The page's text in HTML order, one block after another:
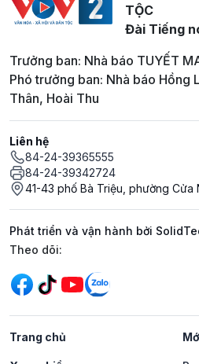
TỘC
Đài Tiếng
Trưởng ban: Nhà báo TUYẾT
Phó trưởng ban: Nhà báo Hồng
Thân, Hoài Thu
Liên hệ
84-24-39365555
84-24-39342724
41-43 phố Bà Triệu, phường Cửa
Phát triển và vận hành bởi
Mạng xã hội
Theo dõi:
Trang chủ